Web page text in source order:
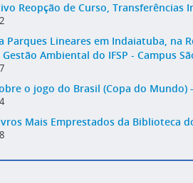
Reopção de Curso,
Parques Lineares em Indaiatuba, na
Ambiental do IFSP - Campus
o jogo do Brasil (Copa do Mundo)
Mais Emprestados da Biblioteca